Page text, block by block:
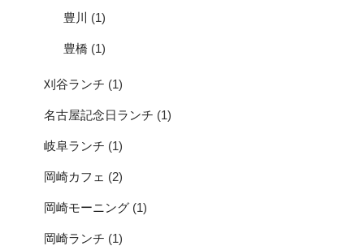
豊川 (1)
豊橋 (1)
刈谷ランチ (1)
名古屋記念日ランチ (1)
岐阜ランチ (1)
岡崎カフェ (2)
岡崎モーニング (1)
岡崎ランチ (1)